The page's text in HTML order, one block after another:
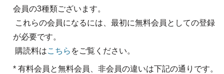
会員の3種類ございます。
これらの会員になるには、最初に無料会員としての登録
が必要です。
購読料はこちら をご覧ください。
* 有料会員と無料会員、非会員の違いは下記の通りです。